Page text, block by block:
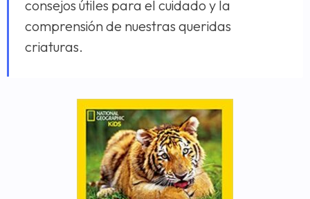
consejos útiles para el cuidado y la
comprensión de nuestras queridas
criaturas.